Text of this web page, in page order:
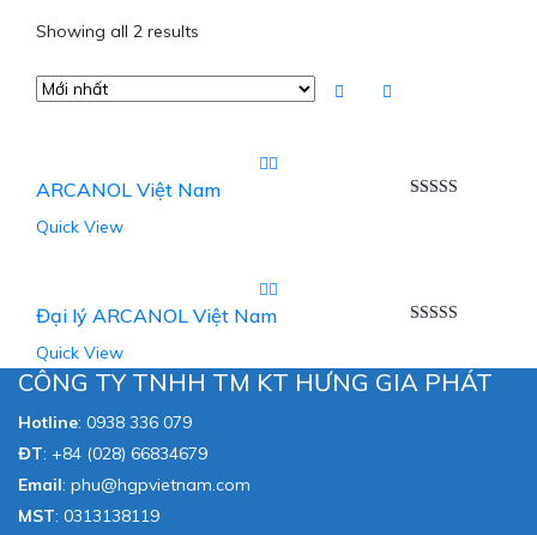
Showing all 2 results
ARCANOL Việt Nam
Quick View
sao
Đại lý ARCANOL Việt Nam
Quick View
CÔNG TY TNHH TM KT HƯNG GIA PHÁT
Hotline: 0938 336 079
ĐT: +84 (028) 66834679
Email: phu@hgpvietnam.com
MST: 0313138119